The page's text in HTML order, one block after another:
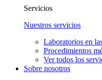
Servicios
Nuestros servicios
Laboratorios en
Procedimientos
Ver todos los
Sobre nosotros